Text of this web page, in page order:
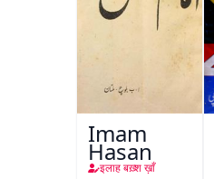
Imam
Hasan
इलाह बख़्श ख़ाँ